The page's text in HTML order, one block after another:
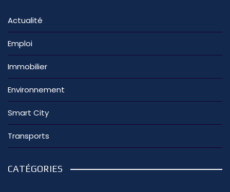
Actualité
Emploi
Immobilier
Environnement
Smart City
Transports
CATÉGORIES